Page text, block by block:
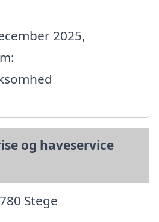
2025,
og haveservice
Stege